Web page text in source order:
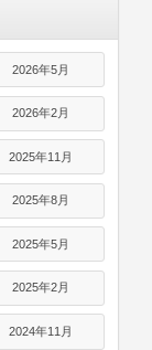
2026年5月
2026年2月
2025年11月
2025年8月
2025年5月
2025年2月
2024年11月